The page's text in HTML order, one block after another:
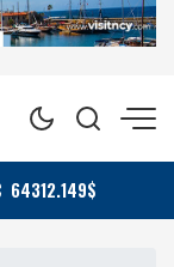
64312.149$